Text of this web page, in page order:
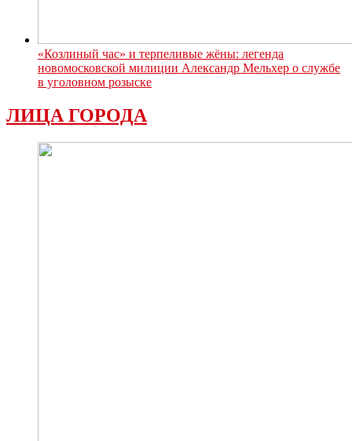
«Козлиный час» и терпеливые жёны: легенда
новомосковской милиции Александр Мельхер о службе
в уголовном розыске
ЛИЦА ГОРОДА